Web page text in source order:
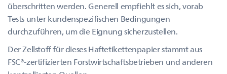
überschritten werden. Generell empfiehlt es sich, vorab
Tests unter kundenspezifischen Bedingungen
durchzuführen, um die Eignung sicherzustellen.
Der Zellstoff für dieses Haftetikettenpapier stammt aus
FSC®-zertifizierten Forstwirtschaftsbetrieben und anderen